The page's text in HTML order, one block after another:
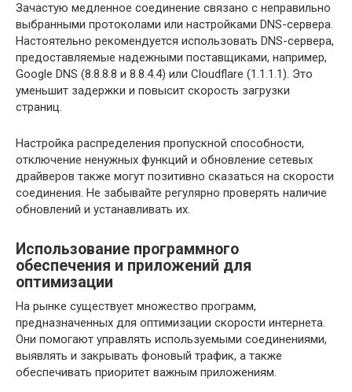
Зачастую медленное соединение связано с неправильно
выбранными протоколами или настройками DNS-сервера.
Настоятельно рекомендуется использовать DNS-сервера,
предоставляемые надежными поставщиками, например,
Google DNS (8.8.8.8 и 8.8.4.4) или Cloudflare (1.1.1.1). Это
уменьшит задержки и повысит скорость загрузки
страниц.
Настройка распределения пропускной способности,
отключение ненужных функций и обновление сетевых
драйверов также могут позитивно сказаться на скорости
соединения. Не забывайте регулярно проверять наличие
обновлений и устанавливать их.
Использование программного
обеспечения и приложений для
оптимизации
На рынке существует множество программ,
предназначенных для оптимизации скорости интернета.
Они помогают управлять используемыми соединениями,
выявлять и закрывать фоновый трафик, а также
обеспечивать приоритет важным приложениям.